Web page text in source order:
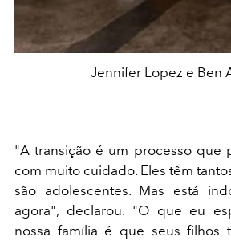
Jennifer Lopez e Ben
"A transição é um processo que
com muito cuidado. Eles têm
são adolescentes. Mas está
agora", declarou. "O que eu
nossa família é que seus filhos